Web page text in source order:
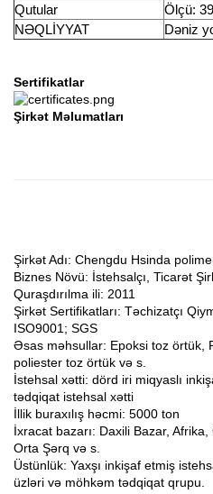
Qutular
Ölçü:
NƏQLİYYAT
Dəniz
Sertifikatlar
Şirkət Məlumatları
Şirkət Adı: Chengdu Hsinda
Biznes Növü: İstehsalçı, Ticarət
Quraşdırılma ili: 2011
Şirkət Sertifikatları: Təchizatçı
ISO9001; SGS
Əsas məhsullar: Epoksi toz örtük,
poliester toz örtük və s.
İstehsal xətti: dörd iri miqyaslı
tədqiqat istehsal xətti
İllik buraxılış həcmi: 5000 ton
İxracat bazarı: Daxili Bazar,
Orta Şərq və s.
Üstünlük: Yaxşı inkişaf etmiş
üzləri və möhkəm tədqiqat qrupu.